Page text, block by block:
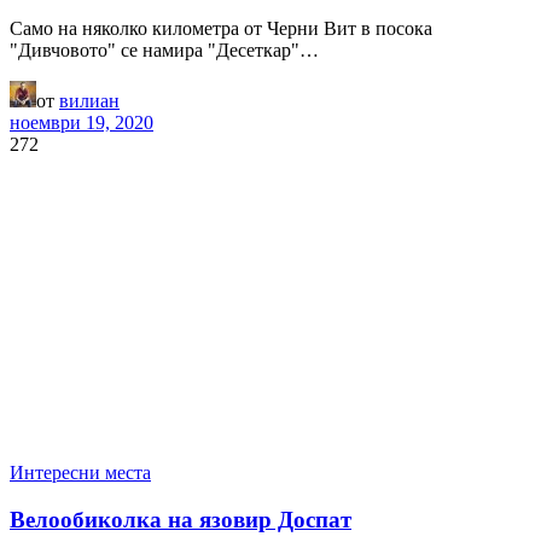
Само на няколко километра от Черни Вит в посока
"Дивчовото" се намира "Десеткар"…
от вилиан
ноември 19, 2020
272
Интересни места
Велообиколка на язовир Доспат